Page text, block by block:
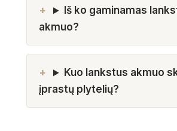
Iš ko gaminamas
akmuo?
Kuo lankstus akmuo
įprastų plytelių?